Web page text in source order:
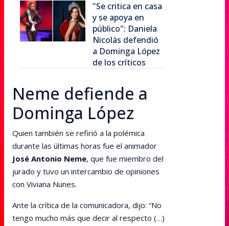
"Se critica en casa
y se apoya en
público": Daniela
Nicolás defendió
a Dominga López
de los críticos
Neme defiende a
Dominga López
Quien también se refirió a la polémica
durante las últimas horas fue el animador
José Antonio Neme, que fue miembro del
jurado y tuvo un intercambio de opiniones
con Viviana Nunes.
Ante la crítica de la comunicadora, dijo: “No
tengo mucho más que decir al respecto (…)